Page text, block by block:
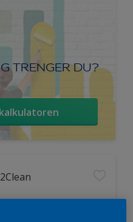
TRENGER DU?